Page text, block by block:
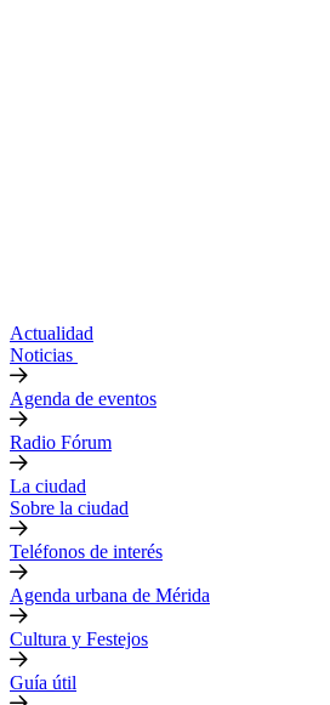
Actualidad
Noticias
Agenda de eventos
Radio Fórum
La ciudad
Sobre la ciudad
Teléfonos de interés
Agenda urbana de Mérida
Cultura y Festejos
Guía útil